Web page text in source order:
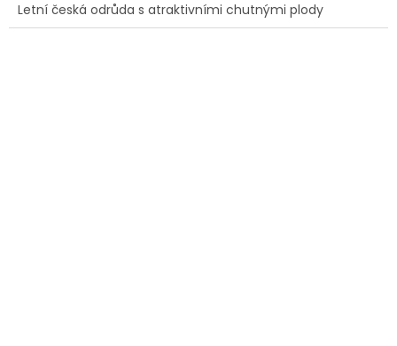
Letní česká odrůda s atraktivními chutnými plody